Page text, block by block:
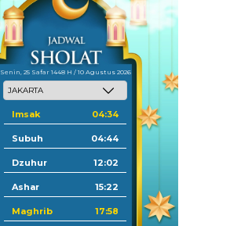
Senin, 25 Safar 1448 H / 10 Agustus 2026
Imsak 04:34
Subuh 04:44
Dzuhur 12:02
Ashar 15:22
Maghrib 17:58